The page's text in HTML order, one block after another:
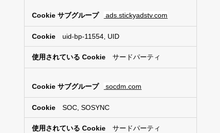
ads.stickyadstv.com
uid-bp-11554, UID
サードパーティ
socdm.com
SOC, SOSYNC
サードパーティ